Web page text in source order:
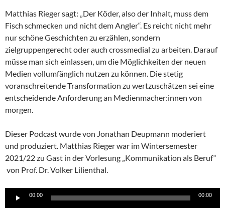
Matthias Rieger sagt: „Der Köder, also der Inhalt, muss dem
Fisch schmecken und nicht dem Angler“. Es reicht nicht mehr
nur schöne Geschichten zu erzählen, sondern
zielgruppengerecht oder auch crossmedial zu arbeiten. Darauf
müsse man sich einlassen, um die Möglichkeiten der neuen
Medien vollumfänglich nutzen zu können. Die stetig
voranschreitende Transformation zu wertzuschätzen sei eine
entscheidende Anforderung an Medienmacher:innen von
morgen.
Dieser Podcast wurde von Jonathan Deupmann moderiert
und produziert. Matthias Rieger war im Wintersemester
2021/22 zu Gast in der Vorlesung „Kommunikation als Beruf“
von Prof. Dr. Volker Lilienthal.
Audio-
00:00 00:00